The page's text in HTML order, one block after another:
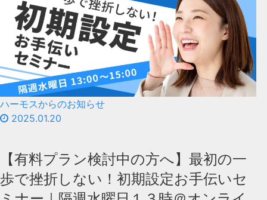
ハーモスからのお知らせ
2025.01.20
【有料プラン検討中の方へ】最初の一
歩で挫折しない！初期設定お手伝いセ